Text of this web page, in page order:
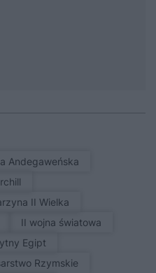
Andegaweńska
II Wielka
II wojna światowa
Egipt
Rzymskie